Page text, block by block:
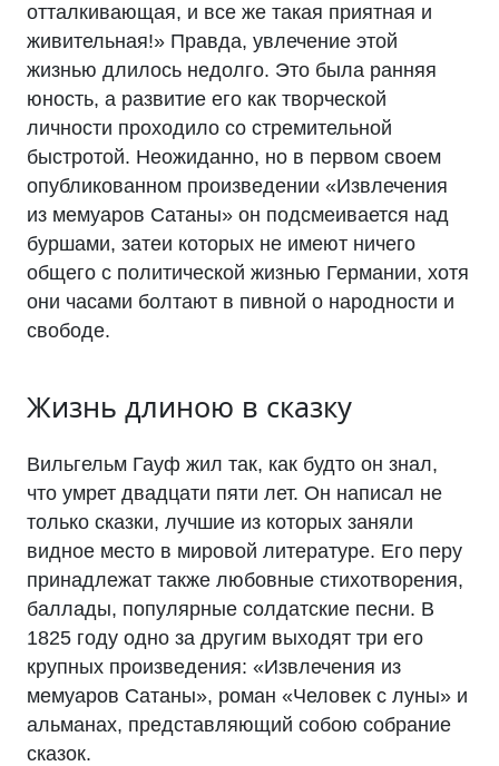
отталкивающая, и все же такая приятная и
живительная!» Правда, увлечение этой
жизнью длилось недолго. Это была ранняя
юность, а развитие его как творческой
личности проходило со стремительной
быстротой. Неожиданно, но в первом своем
опубликованном произведении «Извлечения
из мемуаров Сатаны» он подсмеивается над
буршами, затеи которых не имеют ничего
общего с политической жизнью Германии, хотя
они часами болтают в пивной о народности и
свободе.
Жизнь длиною в сказку
Вильгельм Гауф жил так, как будто он знал,
что умрет двадцати пяти лет. Он написал не
только сказки, лучшие из которых заняли
видное место в мировой литературе. Его перу
принадлежат также любовные стихотворения,
баллады, популярные солдатские песни. В
1825 году одно за другим выходят три его
крупных произведения: «Извлечения из
мемуаров Сатаны», роман «Человек с луны» и
альманах, представляющий собою собрание
сказок.